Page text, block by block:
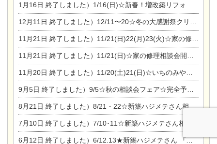
1月16日 終了しました）1/16(日)☆新春！増改築リフォーム&家の修理まつり
12月11日 終了しました）12/11〜20☆冬の大感謝祭クリスマス相談会開催
11月21日 終了しました）11/21(日)22(月)23(火)☆家の修理まつり＆増改築リフォーム相談会
11月21日 終了しました）11/21(日)☆家の修理相談会開催 in 扶桑オークビレッジ
11月20日 終了しました）11/20(土)21(日)☆いちのみや逸品市に出店します【ひのきのバラ販売】
9月5日 終了しました）9/5☆秋の相談会フェア☆完全予約制
8月21日 終了しました）8/21・22☆新築ハジメテさん相談会 『集まれ！農地に家を建てたい人！』
7月10日 終了しました）7/10･11☆新築ハジメテさん相談会 『集まれ！農地に家を建てたい人！』完全予約制
6月12日 終了しました）6/12.13★新築ハジメテさん 『木の家 現場体感見学会』